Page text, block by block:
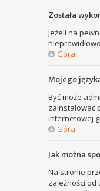
Została
Jeżeli na
Góra
Mojego
Być może
zainstalować
internetowej
Góra
Jak można
Na stronie
zależności